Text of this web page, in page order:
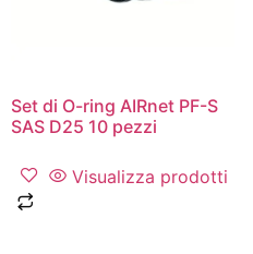
Set di O-ring AIRnet PF-S
SAS D25 10 pezzi
Visualizza prodotti